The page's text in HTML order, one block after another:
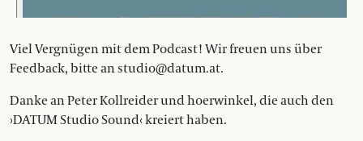
Viel Vergnügen mit dem Podcast! Wir freuen uns über
Feedback, bitte an studio@datum.at.
Danke an Peter Kollreider und hoerwinkel, die auch den
›DATUM Studio Sound‹ kreiert haben.